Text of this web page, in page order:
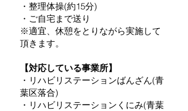
・整理体操(約15分)
・ご自宅まで送り
※適宜、休憩をとりながら実施して
頂きます。
【対応している事業所】
・リハビリステーションばんざん(青
葉区落合)
・リハビリステーションくにみ(青葉